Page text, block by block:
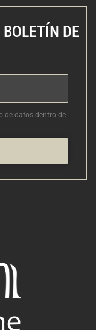
DE
de datos dentro de